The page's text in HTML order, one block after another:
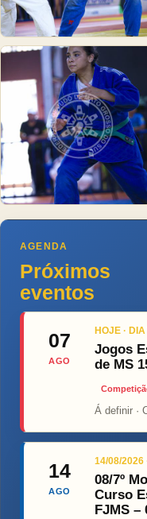
AGENDA
Próximos
eventos
07
AGO
HOJE ·
Jogos
de MS
Á definir ·
14
AGO
14/08/2026
08/7º
Curso
FJMS –